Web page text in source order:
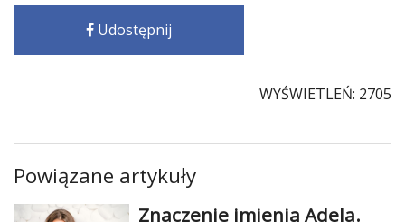
galerię
Dodaj
Udostępnij
WYŚWIETLEŃ: 2705
Powiązane artykuły
Znaczenie imienia Adela.